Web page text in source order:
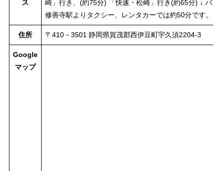
ス
崎」行き、(約75分) 「快速・松崎」行き(約65分) ↓ バ
修善寺駅よりタクシー、レンタカーでは約50分です。
住所 〒410－3501 静岡県賀茂郡西伊豆町宇久須2204-3
Google
マップ